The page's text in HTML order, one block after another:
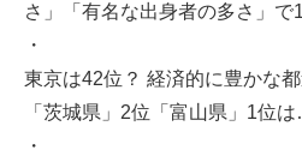
さ」「有名な出身者の多さ」で
・
東京は42位？ 経済的に豊かな
「茨城県」2位「富山県」1位
・